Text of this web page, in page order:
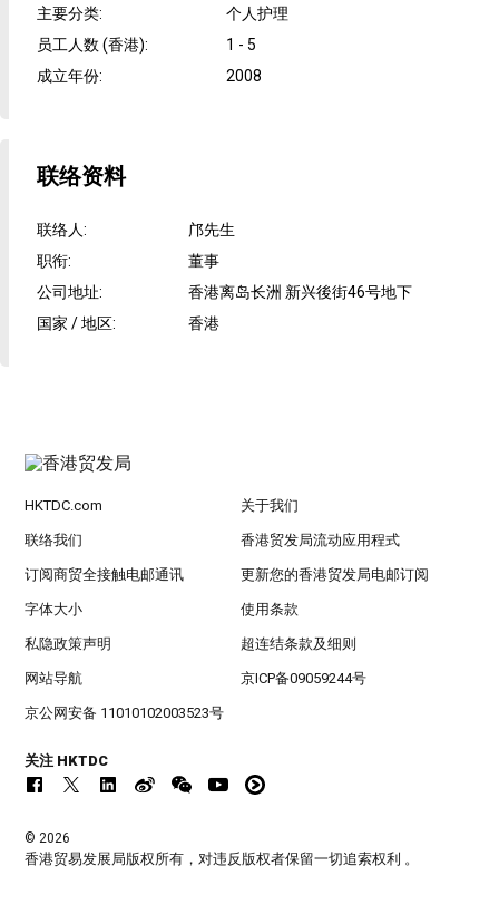
主要分类:
个人护理
员工人数 (香港):
1 - 5
成立年份: 2008
联络资料
联络人:
邝先生
职衔:
董事
公司地址:
香港离岛长洲 新兴後街46号地下
国家 / 地区: 香港
HKTDC.com 关于我们
联络我们 香港贸发局流动应用程式
订阅商贸全接触电邮通讯 更新您的香港贸发局电邮订阅
字体大小 使用条款
私隐政策声明 超连结条款及细则
网站导航 京ICP备09059244号
京公网安备 11010102003523号
关注 HKTDC
© 2026
香港贸易发展局版权所有，对违反版权者保留一切追索权利 。